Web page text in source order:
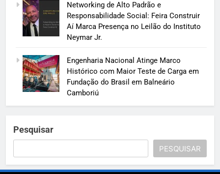
Networking de Alto Padrão e
Responsabilidade Social: Feira Construir
Aí Marca Presença no Leilão do Instituto
Neymar Jr.
Engenharia Nacional Atinge Marco
Histórico com Maior Teste de Carga em
Fundação do Brasil em Balneário
Camboriú
Pesquisar
PESQUISAR